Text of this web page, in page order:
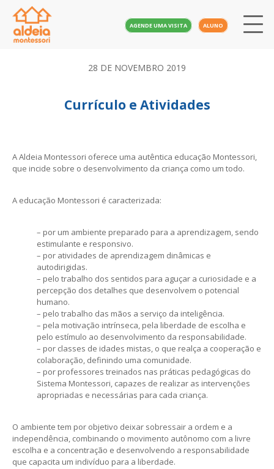
AGENDE UMA VISITA ALUNO
28 DE NOVEMBRO 2019
Currículo e Atividades
A Aldeia Montessori oferece uma autêntica educação Montessori,
que incide sobre o desenvolvimento da criança como um todo.
A educação Montessori é caracterizada:
– por um ambiente preparado para a aprendizagem, sendo
estimulante e responsivo.
– por atividades de aprendizagem dinâmicas e
autodirigidas.
– pelo trabalho dos sentidos para aguçar a curiosidade e a
percepção dos detalhes que desenvolvem o potencial
humano.
– pelo trabalho das mãos a serviço da inteligência.
– pela motivação intrínseca, pela liberdade de escolha e
pelo estímulo ao desenvolvimento da responsabilidade.
– por classes de idades mistas, o que realça a cooperação e
colaboração, definindo uma comunidade.
– por professores treinados nas práticas pedagógicas do
Sistema Montessori, capazes de realizar as intervenções
apropriadas e necessárias para cada criança.
O ambiente tem por objetivo deixar sobressair a ordem e a
independência, combinando o movimento autônomo com a livre
escolha e a concentração e desenvolvendo a responsabilidade
que capacita um indivíduo para a liberdade.